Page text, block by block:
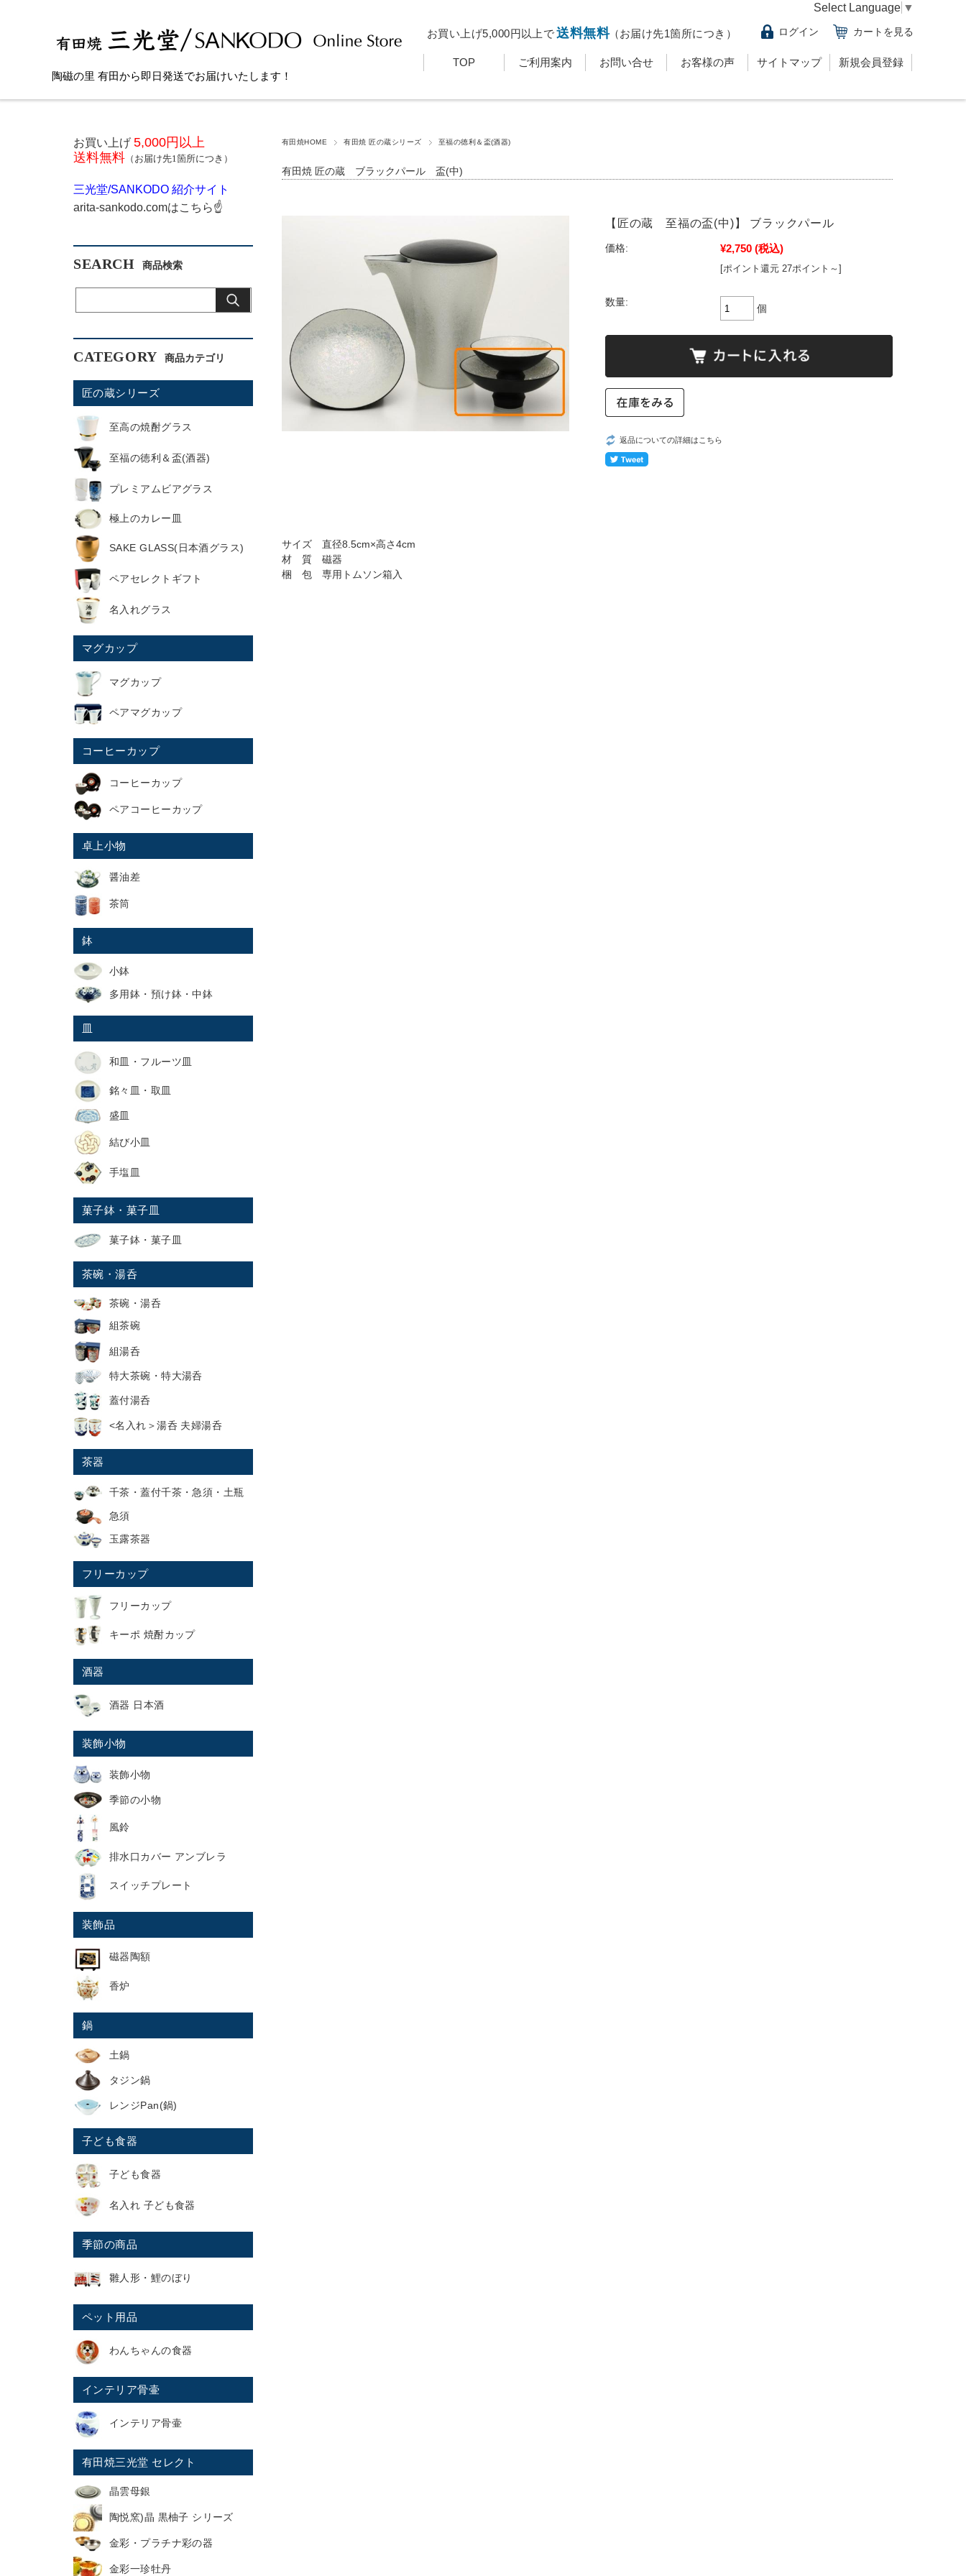
陶磁の里 有田から即日発送でお届けいたします！
お買い上げ5,000円以上で送料無料（お届け先1箇所につき） ログイン カートを見る
TOP ご利用案内 お問い合せ お客様の声 サイトマップ 新規会員登録
Select Language ▼
有田焼HOME 有田焼 匠の蔵シリーズ 至福の徳利＆盃(酒器)
有田焼 匠の蔵 ブラックパール 盃(中)
【匠の蔵 至福の盃(中)】 ブラックパール
価格: ¥2,750 (税込)
[ポイント還元 27ポイント～]
数量:
個
返品についての詳細はこちら
サイズ 直径8.5cm×高さ4cm
材 質 磁器
梱 包 専用トムソン箱入
お買い上げ 5,000円以上
送料無料 （お届け先1箇所につき）
三光堂/SANKODO 紹介サイト
arita-sankodo.comはこちら☝
SEARCH
CATEGORY
匠の蔵シリーズ
至高の焼酎グラス
至福の徳利＆盃(酒器)
プレミアムビアグラス
極上のカレー皿
SAKE GLASS(日本酒グラス)
ペアセレクトギフト
名入れグラス
マグカップ
マグカップ
ペアマグカップ
コーヒーカップ
コーヒーカップ
ペアコーヒーカップ
卓上小物
醤油差
茶筒
鉢
小鉢
多用鉢・預け鉢・中鉢
皿
和皿・フルーツ皿
銘々皿・取皿
盛皿
結び小皿
手塩皿
菓子鉢・菓子皿
菓子鉢・菓子皿
茶碗・湯呑
茶碗・湯呑
組茶碗
組湯呑
特大茶碗・特大湯呑
蓋付湯呑
<名入れ＞湯呑 夫婦湯呑
茶器
千茶・蓋付千茶・急須・土瓶
急須
玉露茶器
フリーカップ
フリーカップ
キーポ 焼酎カップ
酒器
酒器 日本酒
装飾小物
装飾小物
季節の小物
風鈴
排水口カバー アンブレラ
スイッチプレート
装飾品
磁器陶額
香炉
鍋
土鍋
タジン鍋
レンジPan(鍋)
子ども食器
子ども食器
名入れ 子ども食器
季節の商品
雛人形・鯉のぼり
ペット用品
わんちゃんの食器
インテリア骨壷
インテリア骨壷
有田焼三光堂 セレクト
晶雲母銀
陶悦窯)晶 黒柚子 シリーズ
金彩・プラチナ彩の器
金彩一珍牡丹